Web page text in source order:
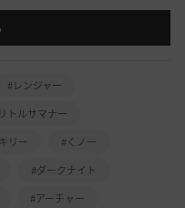
#レンジャー
トルサマナー
リー
#くノ一
#ダークナイト
#アーチャー